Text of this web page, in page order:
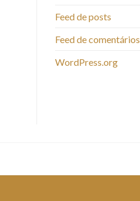
Feed de posts
Feed de comentários
WordPress.org